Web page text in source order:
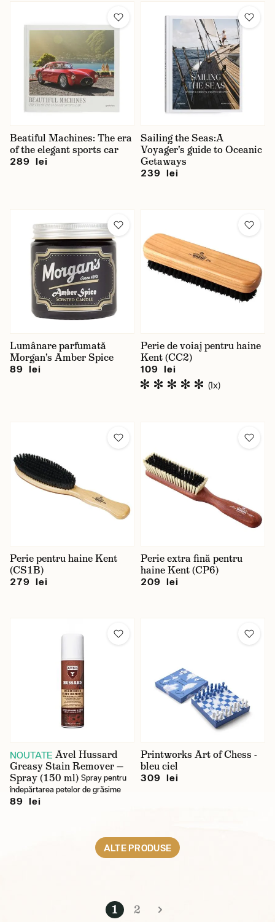
Beatiful Machines: The era
of the elegant sports car
289 lei
Sailing the Seas:A
Voyager's guide to Oceanic
Getaways
239 lei
Lumânare parfumată
Morgan's Amber Spice
89 lei
Perie de voiaj pentru haine
Kent (CC2)
109 lei
(1x)
Perie pentru haine Kent
(CS1B)
279 lei
Perie extra fină pentru
haine Kent (CP6)
209 lei
NOUTATE Avel Hussard
Greasy Stain Remover —
Spray (150 ml) Spray pentru
îndepărtarea petelor de grăsime
89 lei
Printworks Art of Chess -
bleu ciel
309 lei
ALTE PRODUSE
1 2